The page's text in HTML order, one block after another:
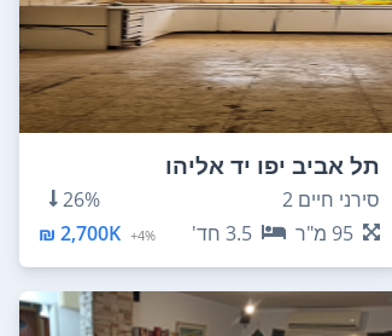
תל אביב יפו יד אליהו
סירני חיים 2
26%
95 מ"ר 3.5 חד' 4%+
2,700K ₪